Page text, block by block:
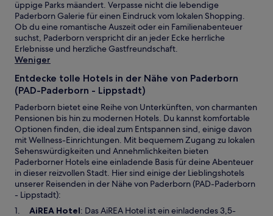
ändern.
können
zusätzliche
Bedingungen
gelten.
üppige Parks mäandert. Verpasse nicht die lebendige
Paderborn Galerie für einen Eindruck vom lokalen Shopping.
Ob du eine romantische Auszeit oder ein Familienabenteuer
suchst, Paderborn verspricht dir an jeder Ecke herrliche
Erlebnisse und herzliche Gastfreundschaft.
Weniger
Entdecke tolle Hotels in der Nähe von Paderborn
(PAD-Paderborn - Lippstadt)
Paderborn bietet eine Reihe von Unterkünften, von charmanten
Pensionen bis hin zu modernen Hotels. Du kannst komfortable
Optionen finden, die ideal zum Entspannen sind, einige davon
mit Wellness-Einrichtungen. Mit bequemem Zugang zu lokalen
Sehenswürdigkeiten und Annehmlichkeiten bieten
Paderborner Hotels eine einladende Basis für deine Abenteuer
in dieser reizvollen Stadt. Hier sind einige der Lieblingshotels
unserer Reisenden in der Nähe von Paderborn (PAD-Paderborn
- Lippstadt):
AiREA HotelW
: Das AiREA Hotel ist ein einladendes 3,5-